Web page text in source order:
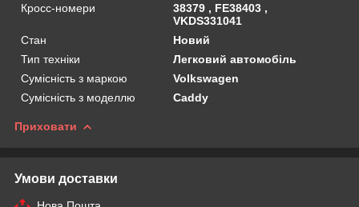
Кросс-номери
38379 , FE38403 ,
VKDS331041
Стан
Новий
Тип техніки
Легковий автомобіль
Сумісність з маркою
Volkswagen
Сумісність з моделлю
Caddy
Приховати
Умови доставки